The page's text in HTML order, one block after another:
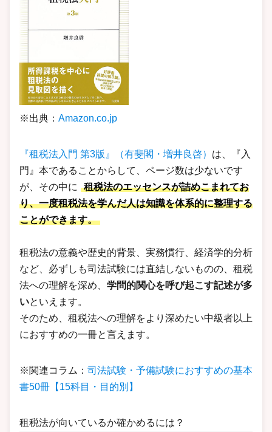
※出典： Amazon.co.jp
『租税法入門 第3版』（有斐閣・増井良啓） は、『入
門』本であることからして、ページ数は少ないです
が、その中に
租税法のエッセンスが詰めこまれてお
り、一度租税法を学んだ人は知識を体系的に整理する
ことができます。
租税法の意義や歴史的背景、実務慣行、経済学的分析
など、必ずしも司法試験には直結しないものの、租税
法への理解を深め、 学問的関心を呼び起こす記述が多
いといえます。
そのため、租税法への理解をより深めたい中級者以上
におすすめの一冊と言えます。
※関連コラム： 司法試験・予備試験におすすめの基本
書50冊【15科目・目的別】
租税法が向いているか確かめるには？